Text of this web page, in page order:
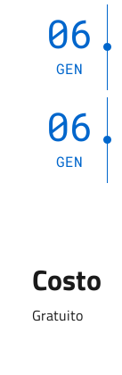
06
GEN
06
GEN
Costo
Gratuito